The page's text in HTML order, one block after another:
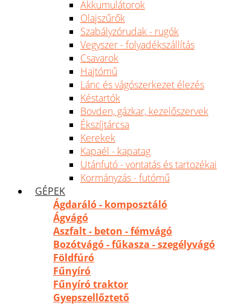
Akkumulátorok
Olajszűrők
Szabályzórudak - rugók
Vegyszer - folyadékszállítás
Csavarok
Hajtómű
Lánc és vágószerkezet élezés
Késtartók
Bovden, gázkar, kezelőszervek
Ékszíjtárcsa
Kerekek
Kapaél - kapatag
Utánfutó - vontatás és tartozékai
Kormányzás - futómű
GÉPEK
Ágdaráló - komposztáló
Ágvágó
Aszfalt - beton - fémvágó
Bozótvágó - fűkasza - szegélyvágó
Földfúró
Fűnyíró
Fűnyíró traktor
Gyepszellőztető